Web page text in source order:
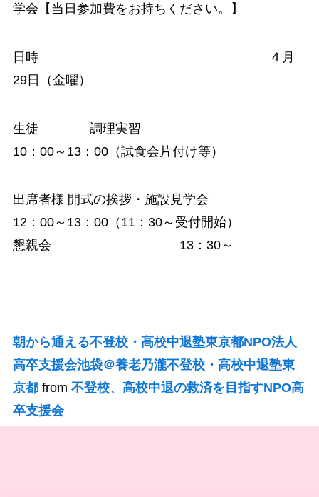
学会【当日参加費をお持ちください。】
日時 ４月
29日（金曜）
生徒 調理実習
10：00～13：00（試食会片付け等）
出席者様 開式の挨拶・施設見学会
12：00～13：00（11：30～受付開始）
懇親会 13：30～
朝から通える不登校・高校中退塾東京都NPO法人
高卒支援会池袋＠養老乃瀧不登校・高校中退塾東
京都 from 不登校、高校中退の救済を目指すNPO高
卒支援会